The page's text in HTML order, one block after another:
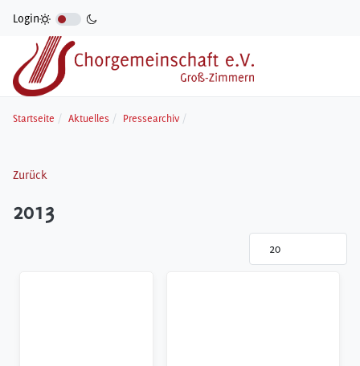
Login
Startseite Aktuelles Pressearchiv
Zurück
2013